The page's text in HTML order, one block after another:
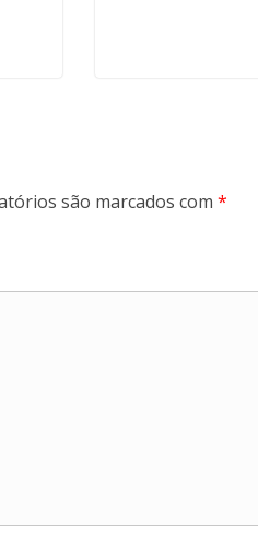
são marcados com *